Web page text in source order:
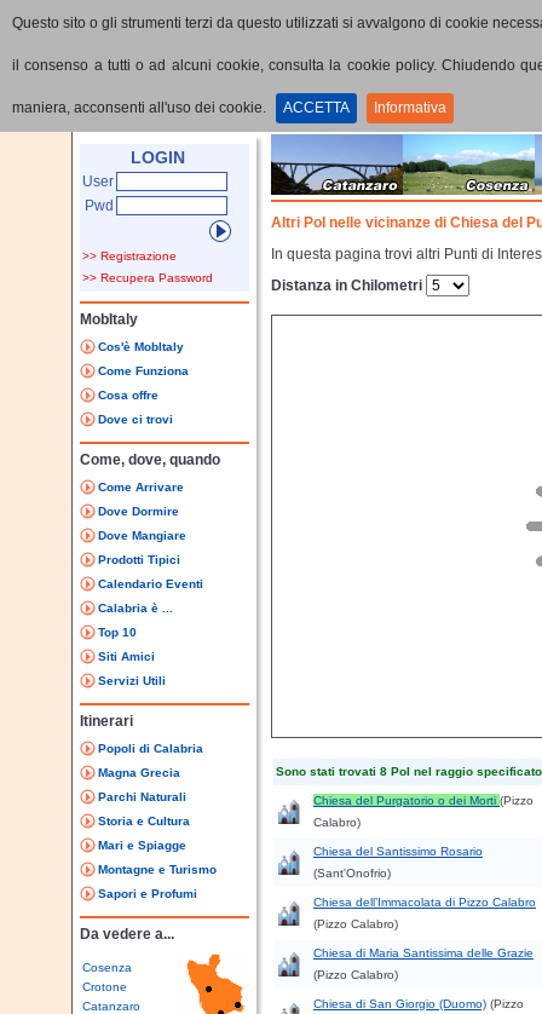
Questo sito o gli strumenti terzi da questo utilizzati si avvalgono di cookie
il consenso a tutti o ad alcuni cookie, consulta la cookie policy. Chiudendo
maniera, acconsenti all'uso dei cookie. ACCETTA Informativa
Dettaglio PoI
LOGIN
User
Pwd
>> Registrazione
>> Recupera Password
MobItaly
Cos'è MobItaly
Come Funziona
Cosa offre
Dove ci trovi
Come, dove, quando
Come Arrivare
Dove Dormire
Dove Mangiare
Prodotti Tipici
Calendario Eventi
Calabria è ...
Top 10
Siti Amici
Servizi Utili
Itinerari
Popoli di Calabria
Magna Grecia
Parchi Naturali
Storia e Cultura
Mari e Spiagge
Montagne e Turismo
Sapori e Profumi
Da vedere a...
Cosenza
Crotone
Catanzaro
Altri PoI nelle vicinanze di Chiesa del
In questa pagina trovi altri Punti di
Distanza in Chilometri
Sono stati trovati 8 PoI nel raggio specificato
Chiesa del Purgatorio o dei Morti (Pizzo
Calabro)
Chiesa del Santissimo Rosario
(Sant'Onofrio)
Chiesa dell’Immacolata di Pizzo Calabro
(Pizzo Calabro)
Chiesa di Maria Santissima delle Grazie
(Pizzo Calabro)
Chiesa di San Giorgio (Duomo) (Pizzo